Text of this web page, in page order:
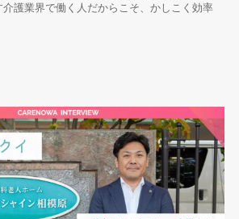
護業界で働く人だからこそ、かしこく効率